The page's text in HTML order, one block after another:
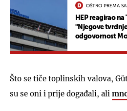
OŠTRO PREMA
HEP reagirao
"Njegove
odgovornost
Što se tiče toplinskih valova,
su se oni i prije događali, ali